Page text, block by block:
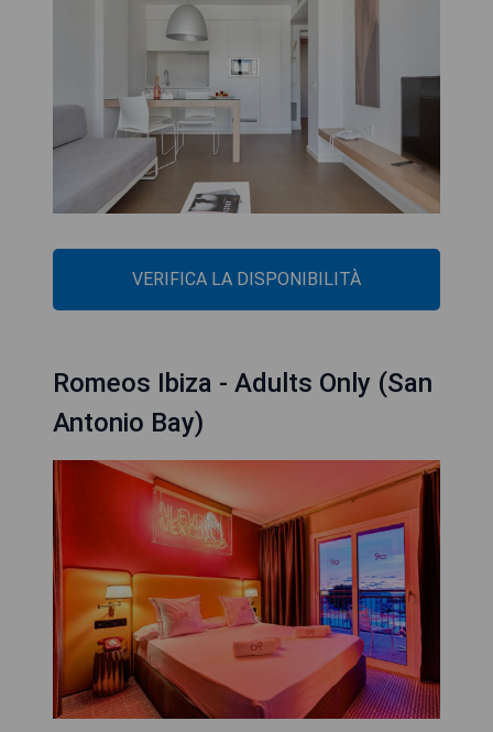
VERIFICA LA DISPONIBILITÀ
Romeos Ibiza - Adults Only (San
Antonio Bay)